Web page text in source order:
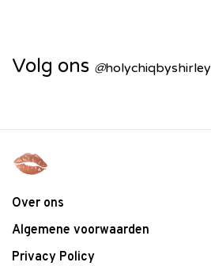
Volg ons @holychiqbyshirley
Over ons
Algemene voorwaarden
Privacy Policy